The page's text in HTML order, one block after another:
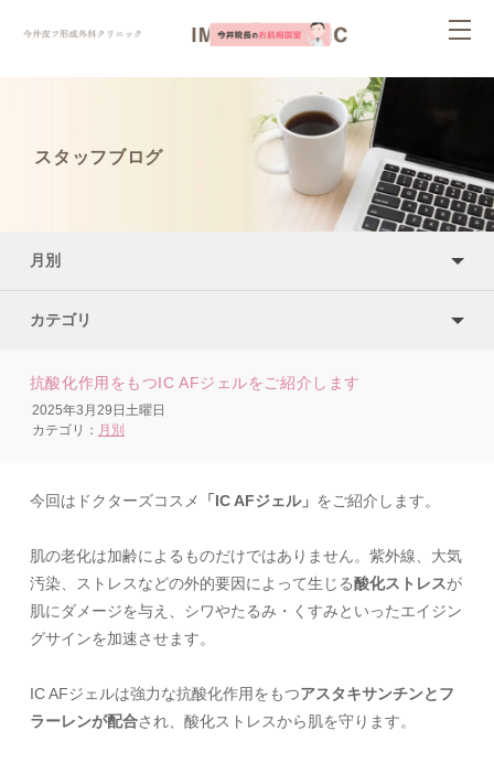
スタッフブログ
月別
カテゴリ
抗酸化作用をもつIC AFジェルをご紹介します
2025年3月29日土曜日
カテゴリ： 月別
今回はドクターズコスメ 「IC AFジェル」 をご紹介します。
肌の老化は加齢によるものだけではありません。紫外線、大気
汚染、ストレスなどの外的要因によって生じる酸化ストレスが
肌にダメージを与え、シワやたるみ・くすみといったエイジン
グサインを加速させます。
IC AFジェルは強力な抗酸化作用をもつアスタキサンチンとフ
ラーレンが配合され、酸化ストレスから肌を守ります。